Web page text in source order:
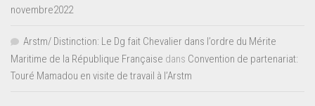
novembre2022
Arstm/ Distinction: Le Dg fait Chevalier dans l’ordre du Mérite
Maritime de la République Française dans Convention de partenariat:
Touré Mamadou en visite de travail à l’Arstm